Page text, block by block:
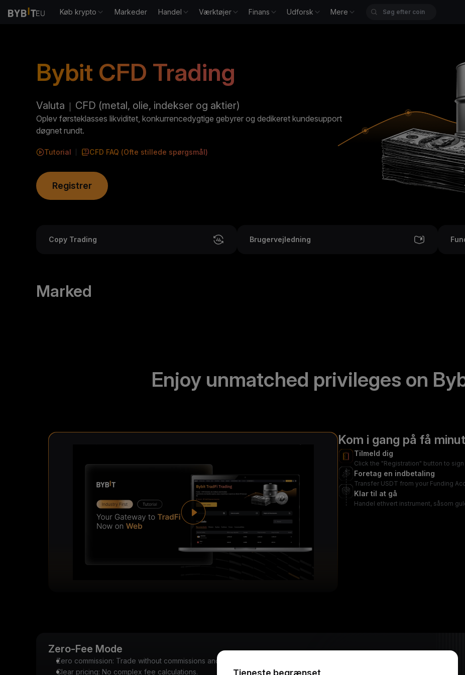
Tjeneste begrænset
Køb krypto Markeder Handel Værktøjer Finans Udforsk Mere
Bybit CFD Trading
Valuta CFD (metal, olie, indekser og aktier)
Oplev førsteklasses likviditet, konkurrencedygtige gebyrer og dedikeret kundesupport
døgnet rundt.
Tutorial CFD FAQ (Ofte stillede spørgsmål)
Registrer
Copy Trading Brugervejledning
Marked
Enjoy unmatched privileges on
Kom i gang på få
Tilmeld dig
Click the "Registration" button to
Foretag en indbetaling
Transfer USDT from your Funding
Klar til at gå
Handel ethvert instrument, såsom
Zero-Fee Mode
Zero commission: Trade without commissions and keep your costs clear.
Clear pricing: No complex fee calculations.